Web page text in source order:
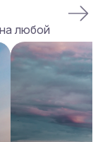
любой